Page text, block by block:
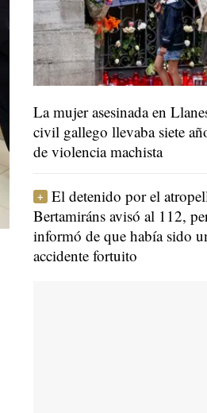
La mujer asesinada en
civil gallego llevaba siete
de violencia machista
El detenido por el
Bertamiráns avisó al 112,
informó de que había sido
accidente fortuito